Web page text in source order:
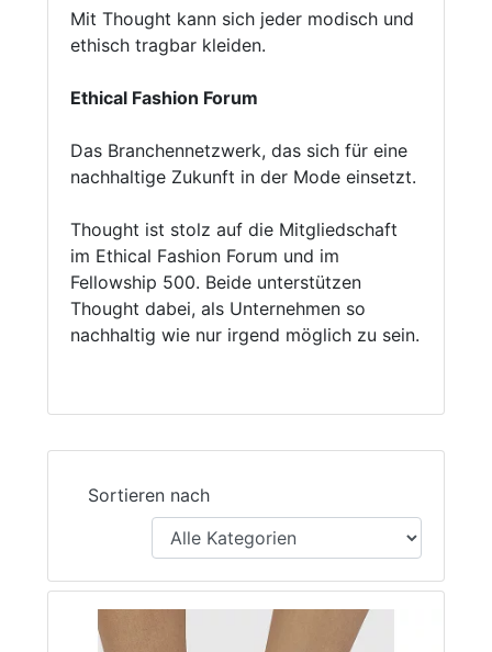
Mit Thought kann sich jeder modisch und
ethisch tragbar kleiden.
Ethical Fashion Forum
Das Branchennetzwerk, das sich für eine
nachhaltige Zukunft in der Mode einsetzt.
Thought ist stolz auf die Mitgliedschaft
im Ethical Fashion Forum und im
Fellowship 500. Beide unterstützen
Thought dabei, als Unternehmen so
nachhaltig wie nur irgend möglich zu sein.
Sortieren nach